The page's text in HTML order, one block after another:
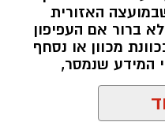
האזורית
ברור אם העפיפון
מכוון או נסחף
המידע שנמסר,